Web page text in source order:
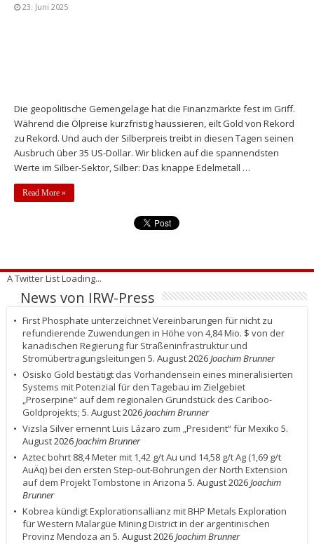
23. Juni 2025
Die geopolitische Gemengelage hat die Finanzmärkte fest im Griff.
Während die Ölpreise kurzfristig haussieren, eilt Gold von Rekord
zu Rekord. Und auch der Silberpreis treibt in diesen Tagen seinen
Ausbruch über 35 US-Dollar. Wir blicken auf die spannendsten
Werte im Silber-Sektor, Silber: Das knappe Edelmetall …
Read More »
A Twitter List Loading...
News von IRW-Press
First Phosphate unterzeichnet Vereinbarungen für nicht zu
refundierende Zuwendungen in Höhe von 4,84 Mio. $ von der
kanadischen Regierung für Straßeninfrastruktur und
Stromübertragungsleitungen 5. August 2026Joachim Brunner
Osisko Gold bestätigt das Vorhandensein eines mineralisierten
Systems mit Potenzial für den Tagebau im Zielgebiet
„Proserpine“ auf dem regionalen Grundstück des Cariboo-
Goldprojekts; 5. August 2026Joachim Brunner
Vizsla Silver ernennt Luis Lázaro zum „President“ für Mexiko 5.
August 2026Joachim Brunner
Aztec bohrt 88,4 Meter mit 1,42 g/t Au und 14,58 g/t Ag (1,69 g/t
AuÄq) bei den ersten Step-out-Bohrungen der North Extension
auf dem Projekt Tombstone in Arizona 5. August 2026Joachim
Brunner
Kobrea kündigt Explorationsallianz mit BHP Metals Exploration
für Western Malargüe Mining District in der argentinischen
Provinz Mendoza an 5. August 2026Joachim Brunner